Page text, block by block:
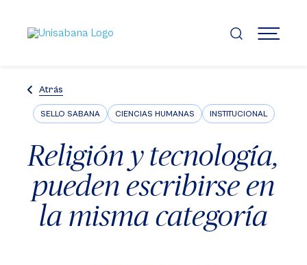
contenido
principal
MENÚ
Atrás
SELLO SABANA CIENCIAS HUMANAS INSTITUCIONAL
Religión y tecnología,
pueden escribirse en
la misma categoría